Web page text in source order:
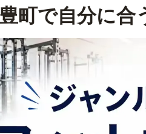
町で自分に合